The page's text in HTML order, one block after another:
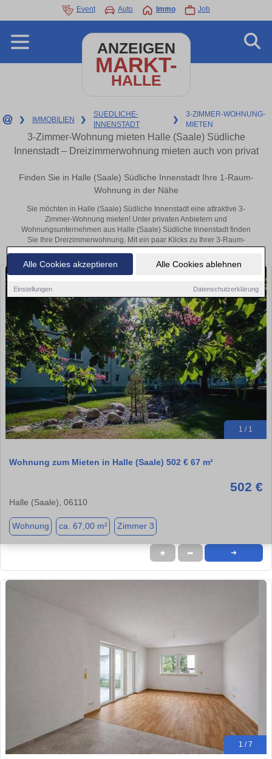
Alle Cookies akzeptieren Alle Cookies ablehnen
Einstellungen Datenschutzerklärung
Event Auto Immo Job
ANZEIGEN
MARKT-
HALLE
❯ IMMOBILIEN ❯
SUEDLICHE-
INNENSTADT
❯
3-ZIMMER-WOHNUNG-
MIETEN
3-Zimmer-Wohnung mieten Halle (Saale) Südliche
Innenstadt – Dreizimmerwohnung mieten auch von privat
Finden Sie in Halle (Saale) Südliche Innenstadt Ihre 1-Raum-
Wohnung in der Nähe
Sie möchten in Halle (Saale) Südliche Innenstadt eine attraktive 3-
Zimmer-Wohnung mieten! Unter privaten Anbietern und
Wohnungsunternehmen aus Halle (Saale) Südliche Innenstadt finden
Sie Ihre Dreizimmerwohnung. Mit ein paar Klicks zu Ihrer 3-Raum-
1 / 1
Wohnung zum Mieten in Halle (Saale) 502 € 67 m²
502 €
Halle (Saale), 06110
Wohnung ca. 67,00 m² Zimmer 3
★ ➦ ➜
1 / 7